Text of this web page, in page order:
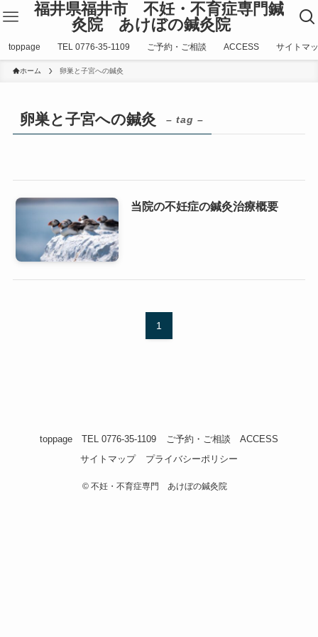
福井県福井市 不妊・不育症専門鍼
灸院 あけぼの鍼灸院
toppage TEL 0776-35-1109 ご予約・ご相談 ACCESS サイトマ
ホーム 卵巣と子宮への鍼灸
卵巣と子宮への鍼灸 – tag –
当院の不妊症の鍼灸治療概要
1
toppage TEL 0776-35-1109 ご予約・ご相談
ACCESS
サイトマップ
プライバシーポリシー
© 不妊・不育症専門 あけぼの鍼灸院